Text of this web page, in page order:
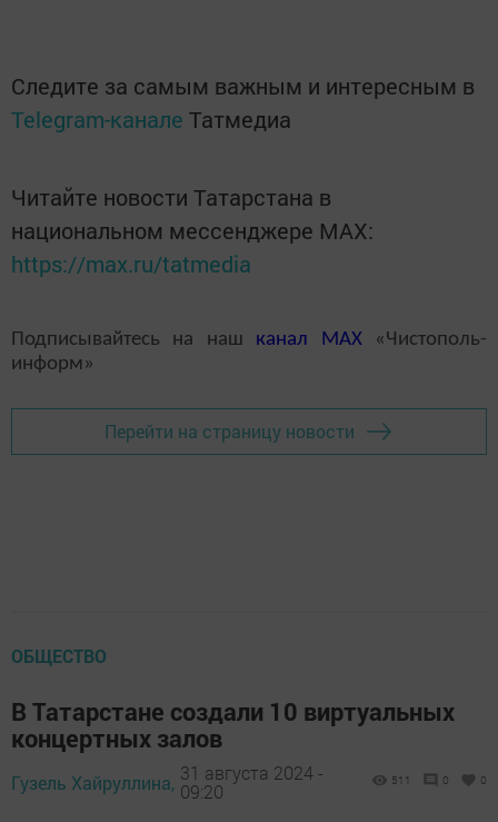
Следите за самым важным и интересным в
Telegram-канале Татмедиа
Читайте новости Татарстана в
национальном мессенджере MАХ:
https://max.ru/tatmedia
Подписывайтесь на наш канал MAX«Чистополь-
информ»
Перейти на страницу новости
ОБЩЕСТВО
В Татарстане создали 10 виртуальных
концертных залов
Гузель Хайруллина, 31 августа 2024 -
09:20
511 0 0